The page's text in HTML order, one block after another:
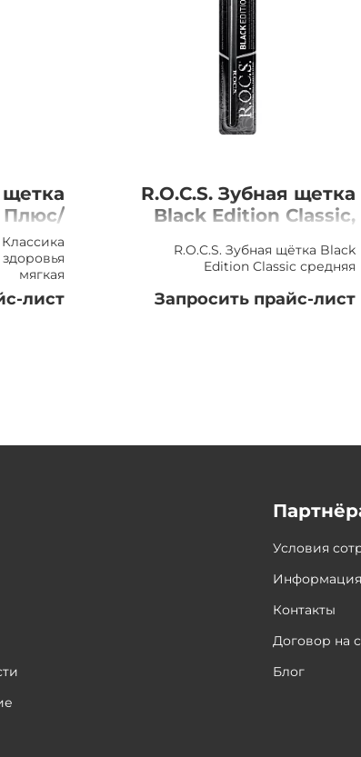
Плюс/
мягкая
лист
R.O.C.S. Зубная щетка
Black Edition Classic,
R.O.C.S. Зубная щётка Black
Edition Classic средняя
Запросить прайс-лист
Условия
Контакты
Договор на
Блог